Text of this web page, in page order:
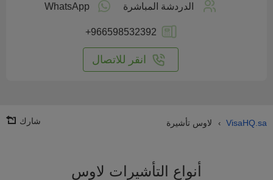
الدردشة المباشرة WhatsApp
+966598532392
انقر للاتصال
VisaHQ.sa
› لاوس تأشيرة شارك
أنواع التأشيرات لاوس